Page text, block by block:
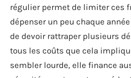
régulier permet de limiter ces
dépenser un peu chaque
de devoir rattraper plusieurs
tous les coûts que cela
sembler lourde, elle finance